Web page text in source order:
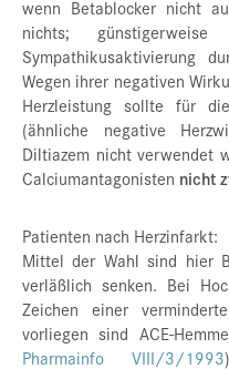
wenn Betablocker nicht
nichts;
Sympathikusaktivierung
Wegen ihrer negativen
Herzleistung sollte für
(ähnliche negative
Diltiazem nicht verwendet
Calciumantagonisten nicht
Patienten nach Herzinfarkt:
Mittel der Wahl sind hier
verläßlich senken. Bei
Zeichen einer
vorliegen sind ACE-
Pharmainfo VIII/3/1993